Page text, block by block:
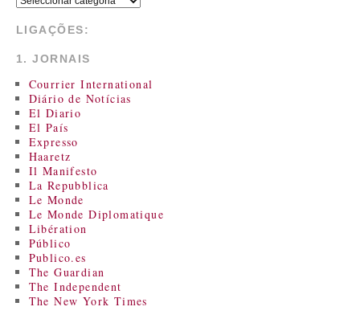
LIGAÇÕES:
1. JORNAIS
Courrier International
Diário de Notícias
El Diario
El País
Expresso
Haaretz
Il Manifesto
La Repubblica
Le Monde
Le Monde Diplomatique
Libération
Público
Publico.es
The Guardian
The Independent
The New York Times